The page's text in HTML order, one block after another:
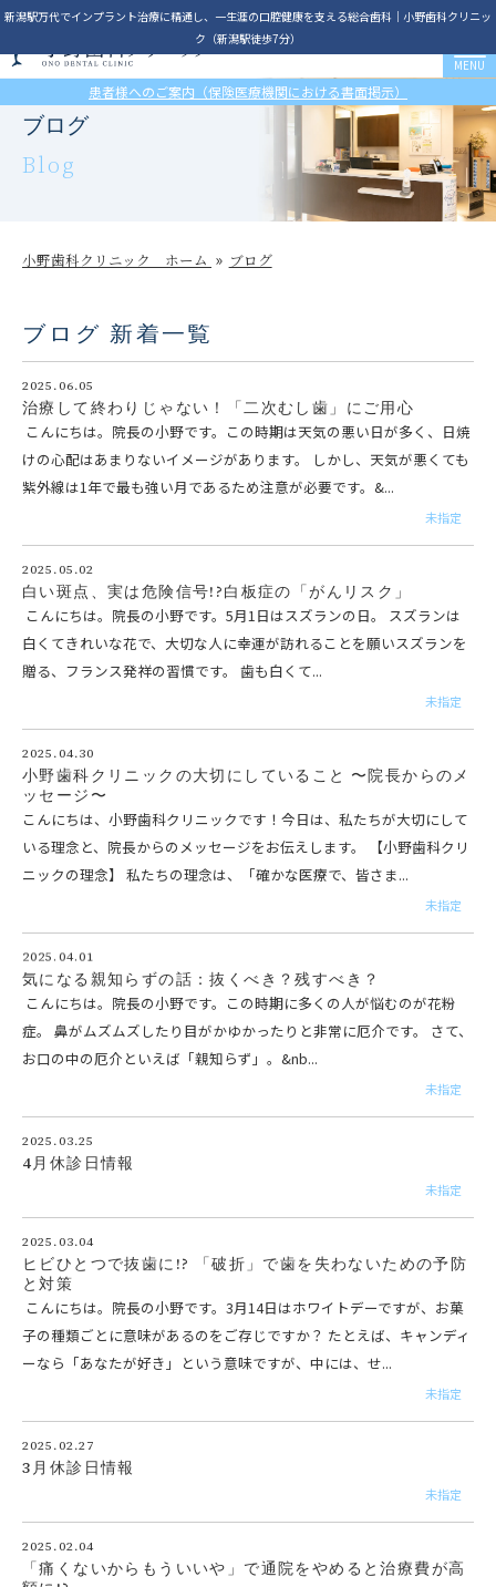
新潟駅万代でインプラント治療に精通し、一生涯の口腔健康を支える総合歯科｜小野歯科クリニッ
ク（新潟駅徒歩7分）
患者様へのご案内（保険医療機関における書面掲示）
ブログ
Blog
小野歯科クリニック ホーム ブログ
ブログ 新着一覧
2025.06.05
治療して終わりじゃない！「二次むし歯」にご用心
こんにちは。院長の小野です。この時期は天気の悪い日が多く、日焼
けの心配はあまりないイメージがあります。 しかし、天気が悪くても
紫外線は1年で最も強い月であるため注意が必要です。&...
未指定
2025.05.02
白い斑点、実は危険信号!?白板症の「がんリスク」
こんにちは。院長の小野です。5月1日はスズランの日。 スズランは
白くてきれいな花で、大切な人に幸運が訪れることを願いスズランを
贈る、フランス発祥の習慣です。 歯も白くて...
未指定
2025.04.30
小野歯科クリニックの大切にしていること 〜院長からのメ
ッセージ〜
こんにちは、小野歯科クリニックです！今日は、私たちが大切にして
いる理念と、院長からのメッセージをお伝えします。 【小野歯科クリ
ニックの理念】 私たちの理念は、「確かな医療で、皆さま...
未指定
2025.04.01
気になる親知らずの話：抜くべき？残すべき？
こんにちは。院長の小野です。この時期に多くの人が悩むのが花粉
症。 鼻がムズムズしたり目がかゆかったりと非常に厄介です。 さて、
お口の中の厄介といえば「親知らず」。&nb...
未指定
2025.03.25
4月休診日情報
未指定
2025.03.04
ヒビひとつで抜歯に!? 「破折」で歯を失わないための予防
と対策
こんにちは。院長の小野です。3月14日はホワイトデーですが、お菓
子の種類ごとに意味があるのをご存じですか？ たとえば、キャンディ
ーなら「あなたが好き」という意味ですが、中には、せ...
未指定
2025.02.27
3月休診日情報
未指定
2025.02.04
「痛くないからもういいや」で通院をやめると治療費が高